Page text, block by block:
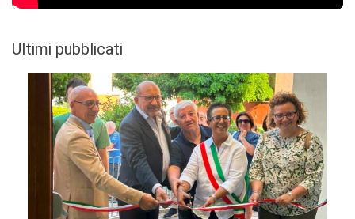
Ultimi pubblicati